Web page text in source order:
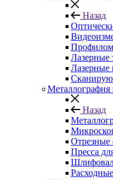
Назад
Лазерные
Лазерные
Металлография
Назад
Отрезные
Пресса